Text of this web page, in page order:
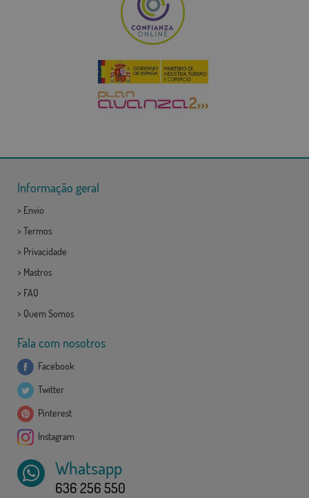
Informação geral
> Envio
> Termos
> Privacidade
> Mastros
> FAQ
> Quem Somos
Fala com nosotros
Facebook
Twitter
Pinterest
Instagram
Whatsapp
636 256 550